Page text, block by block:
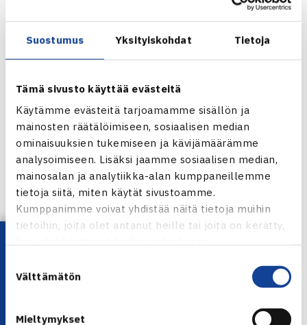
Suostumus Yksityiskohdat Tietoja
Tämä sivusto käyttää evästeitä
Käytämme evästeitä tarjoamamme sisällön ja
mainosten räätälöimiseen, sosiaalisen median
ominaisuuksien tukemiseen ja kävijämäärämme
analysoimiseen. Lisäksi jaamme sosiaalisen median,
mainosalan ja analytiikka-alan kumppaneillemme
tietoja siitä, miten käytät sivustoamme.
Kumppanimme voivat yhdistää näitä tietoja muihin
tietoihin, joita olet antanut heille tai joita on kerätty,
valinta
Välttämätön
Mieltymykset
pelipäivänä kaksi kaksinpeliä ja toisena pelipäivänä
alkavat klo 18:00 ja lauantaina 14.9. klo 14:00.
Lippujen normaalihinnat:
Päiväliput
A-kategoria 42,50 € aikuinen / 22,50 € lapsi (sis. alv)
B-kategoria 32,50 € / 16,50 € (sis. alv)
C-kategoria 22,50 € / 11,50 € (sis. alv)
Molemmat pelipäivät
A-kategoria 74,00 € aikuinen / 38,00 € lapsi (sis. alv)
C-kategoria 38,00 € / 19,00 € (sis. alv)
Tervetuloa kannustamaan Suomi kohti maailmanlohkoa!
Lataa OmaTennis!